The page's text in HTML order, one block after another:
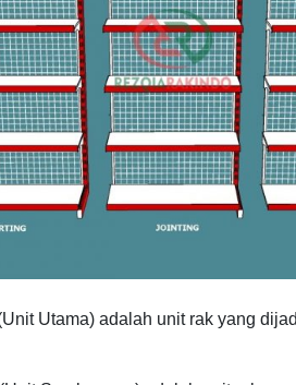
Utama) adalah unit rak yang